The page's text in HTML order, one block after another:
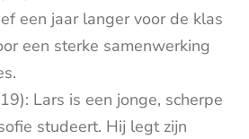
een jaar langer voor de klas
een sterke samenwerking
Lars is een jonge, scherpe
studeert. Hij legt zijn